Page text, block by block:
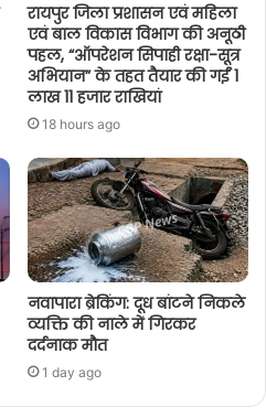
रायपुर जिला प्रशासन एवं महिला
एवं बाल विकास विभाग की अनूठी
पहल, “ऑपरेशन सिपाही रक्षा-सूत्र
अभियान” के तहत तैयार की गईं 1
लाख 11 हजार राखियां
18 hours ago
नवापारा ब्रेकिंग: दूध बांटने निकले
व्यक्ति की नाले में गिरकर
दर्दनाक मौत
1 day ago